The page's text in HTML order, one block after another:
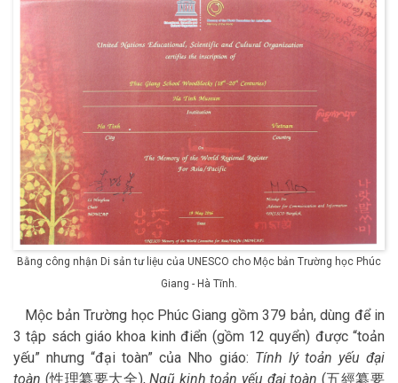
Bằng công nhận Di sản tư liệu của UNESCO cho Mộc bản Trường học Phúc
Giang - Hà Tĩnh.
Mộc bản Trường học Phúc Giang gồm 379 bản, dùng để in
3 tập sách giáo khoa kinh điển (gồm 12 quyển) được “toản
yếu” nhưng “đại toàn” của Nho giáo: Tính lý toản yếu đại
toàn (性理纂要大全),Ngũ kinh toản yếu đại toàn (五經纂要